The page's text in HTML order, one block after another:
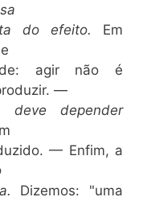
do efeito. Em
agir não é
—
deve depender
— Enfim, a
Dizemos: "uma